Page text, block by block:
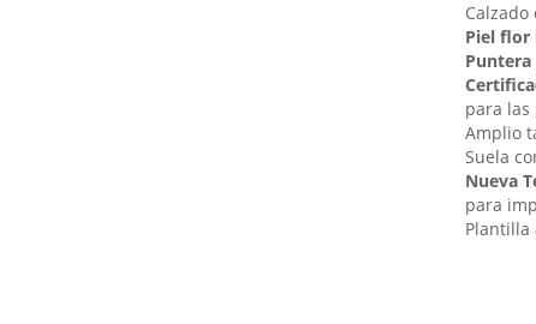
Piel flor
para las
Amplio
Suela
Nueva
para
Plantilla